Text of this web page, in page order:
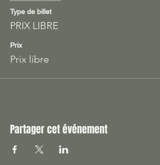
Type de billet
PRIX LIBRE
Prix
Prix libre
Partager cet événement